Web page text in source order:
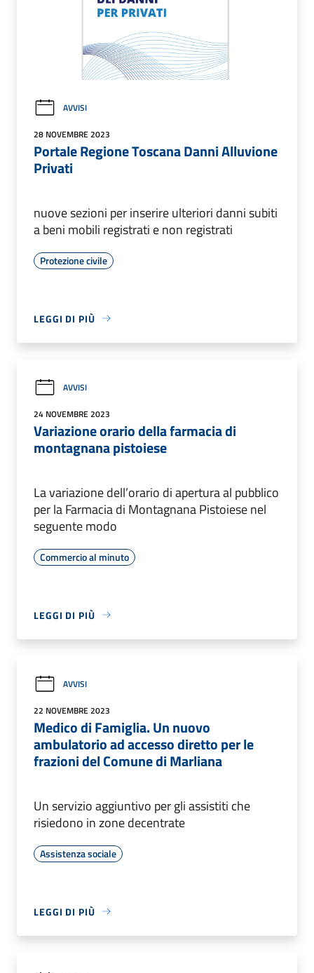
AVVISI
28 NOVEMBRE 2023
Portale Regione Toscana Danni Alluvione
Privati
nuove sezioni per inserire ulteriori danni subiti
a beni mobili registrati e non registrati
Protezione civile
LEGGI DI PIÙ
AVVISI
24 NOVEMBRE 2023
Variazione orario della farmacia di
montagnana pistoiese
La variazione dell’orario di apertura al pubblico
per la Farmacia di Montagnana Pistoiese nel
seguente modo
Commercio al minuto
LEGGI DI PIÙ
AVVISI
22 NOVEMBRE 2023
Medico di Famiglia. Un nuovo
ambulatorio ad accesso diretto per le
frazioni del Comune di Marliana
Un servizio aggiuntivo per gli assistiti che
risiedono in zone decentrate
Assistenza sociale
LEGGI DI PIÙ